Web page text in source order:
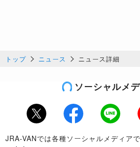
トップ ニュース ニュース詳細
ソーシャルメ
Twitter Facebook LINE
JRA-VANでは各種ソーシャルメディア